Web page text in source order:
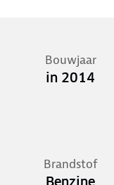
Bouwjaar
in 2014
Brandstof